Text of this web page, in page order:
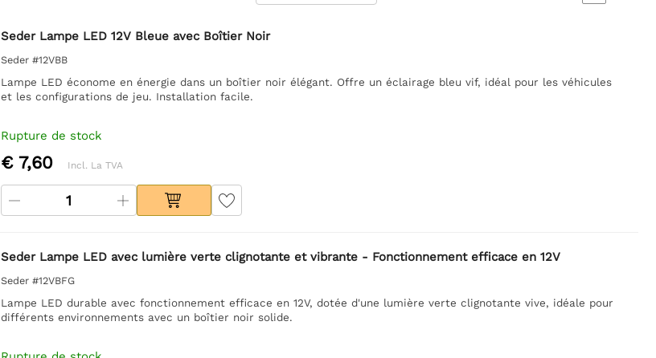
Seder Lampe LED 12V Bleue avec Boîtier Noir
Seder #12VBB
Lampe LED économe en énergie dans un boîtier noir élégant. Offre un éclairage bleu vif, idéal pour les véhicules
et les configurations de jeu. Installation facile.
Rupture de stock
€ 7,60 Incl. La TVA
Seder Lampe LED avec lumière verte clignotante et vibrante - Fonctionnement efficace en 12V
Seder #12VBFG
Lampe LED durable avec fonctionnement efficace en 12V, dotée d'une lumière verte clignotante vive, idéale pour
différents environnements avec un boîtier noir solide.